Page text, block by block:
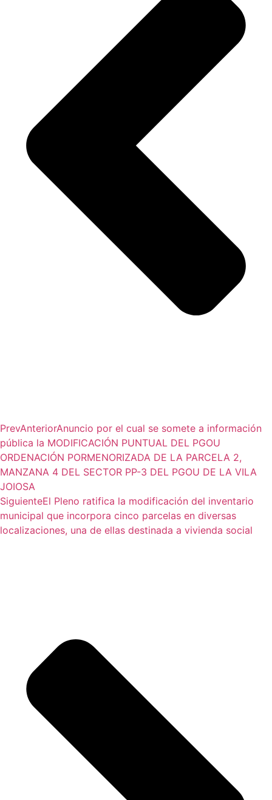
PrevAnteriorAnuncio por el cual se somete a información
pública la MODIFICACIÓN PUNTUAL DEL PGOU
ORDENACIÓN PORMENORIZADA DE LA PARCELA 2,
MANZANA 4 DEL SECTOR PP-3 DEL PGOU DE LA VILA
JOIOSA
SiguienteEl Pleno ratifica la modificación del inventario
municipal que incorpora cinco parcelas en diversas
localizaciones, una de ellas destinada a vivienda social